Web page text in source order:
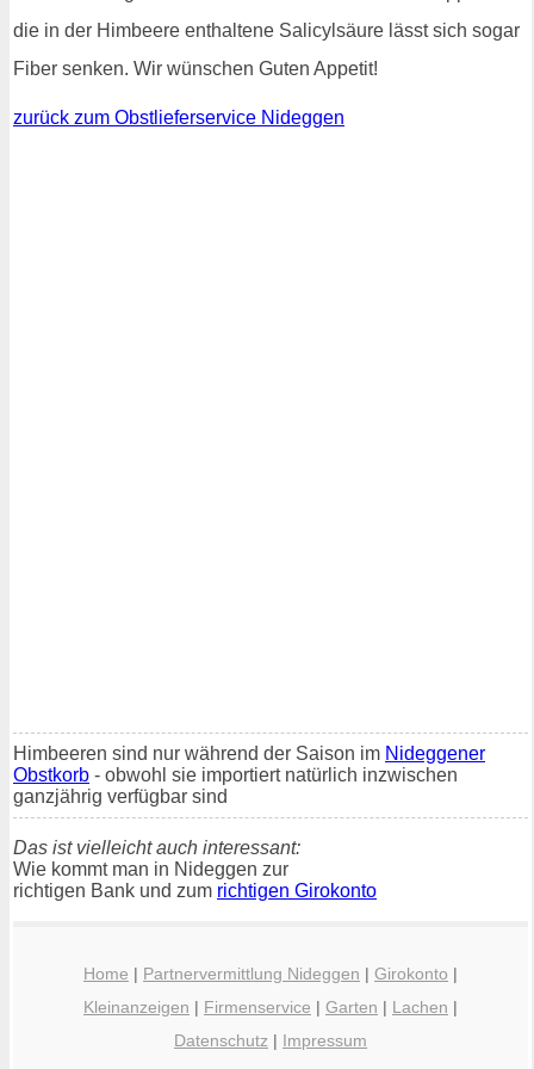
die in der Himbeere enthaltene Salicylsäure lässt sich sogar
Fiber senken. Wir wünschen Guten Appetit!
zurück zum Obstlieferservice Nideggen
Himbeeren sind nur während der Saison im Nideggener
Obstkorb - obwohl sie importiert natürlich inzwischen
ganzjährig verfügbar sind
Das ist vielleicht auch interessant:
Wie kommt man in Nideggen zur
richtigen Bank und zum richtigen Girokonto
Home | Partnervermittlung Nideggen | Girokonto |
Kleinanzeigen | Firmenservice | Garten | Lachen |
Datenschutz | Impressum